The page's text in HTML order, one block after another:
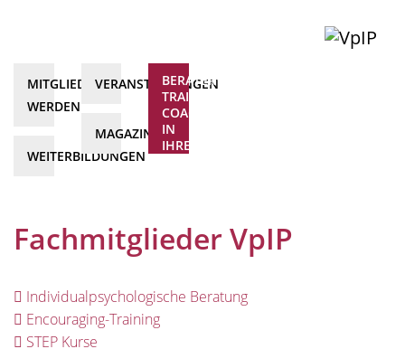
MITGLIED
WERDEN
WEITERBILDUNGEN
VERANSTALTUNGEN
MAGAZIN
BERATER*INNEN,
TRAINER*INNEN,
COACHS
IN
IHRER
Fachmitglieder VpIP
Individualpsychologische Beratung
Encouraging-Training
STEP Kurse